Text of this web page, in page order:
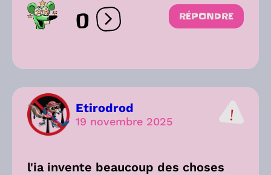
0 Ouvrir les réactions
RÉPONDRE
Etirodrod
19 novembre 2025
l'ia invente beaucoup des choses